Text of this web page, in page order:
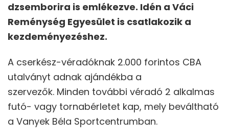
dzsemborira is emlékezve. Idén a Váci
Reménység Egyesület is csatlakozik a
kezdeményezéshez.
A cserkész-véradóknak 2.000 forintos CBA
utalványt adnak ajándékba a
szervezők. Minden további véradó 2 alkalmas
futó- vagy tornabérletet kap, mely beváltható
a Vanyek Béla Sportcentrumban.